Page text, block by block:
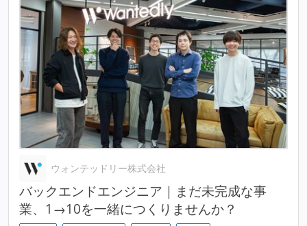
ウォンテッドリー株式会社
バックエンドエンジニア｜まだ未完成な事
業、1→10を一緒につくりませんか？